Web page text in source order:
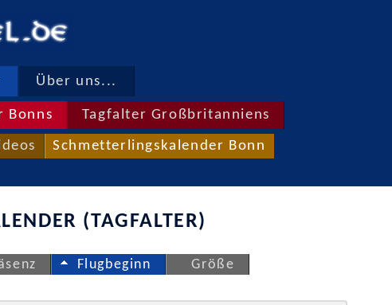
Über uns...
Bonns Tagfalter Großbritanniens
Schmetterlingskalender Bonn
(TAGFALTER)
Flugbeginn Größe